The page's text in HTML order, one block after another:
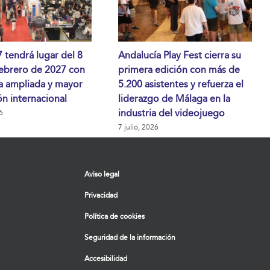
tendrá lugar del 8
de 2027 con
ampliada y mayor
internacional
Andalucía Play Fest cierra su
primera edición con más de
5.200 asistentes y refuerza el
liderazgo de Málaga en la
industria del videojuego
7 julio, 2026
Aviso legal
Privacidad
Política de cookies
Seguridad de la información
Accesibilidad